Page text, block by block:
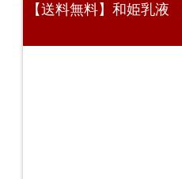
【送料無料】和姫乳液